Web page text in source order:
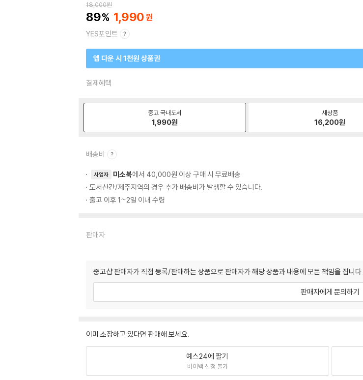
18,000원
89 1,990
YES포인트
앱 다운 시 1천원 상품권
결제혜택
중고 국내도서
1,990원
새상품
16,200원
배송비
사업자 미소북에서 40,000원 이상 구매 시 무료배송
도서산간/제주지역의 경우 추가 배송비가 발생할 수 있습니다.
출고 이후 1~2일 이내 수령
판매자
중고샵 판매자가 직접 등록/판매하는 상품으로 판매자가 해당 상품과 내용에 모든 책임을 집니다.
판매자에게 문의하기
이미 소장하고 있다면 판매해 보세요.
예스24에 팔기
바이백 신청 불가